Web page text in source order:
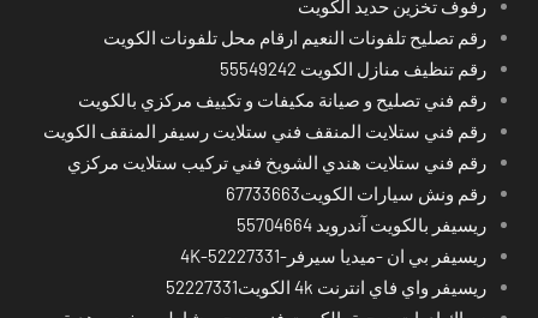
رفوف تخزين حديد الكويت
رقم تصليح تلفونات النعيم ارقام محل تلفونات الكويت
رقم تنظيف منازل الكويت 55549242
رقم فني تصليح و صيانة مكيفات و تكييف مركزي بالكويت
رقم فني ستلايت المنقف فني ستلايت رسيفر المنقف الكويت
رقم فني ستلايت هندي الشويخ فني تركيب ستلايت مركزي
رقم ونش سيارات الكويت67733663
ريسيفر بالكويت آندرويد 55704664
ريسيفر بي ان -ميديا سيرفر-4K-52227331
ريسيفر واي فاي انترنت 4k الكويت52227331